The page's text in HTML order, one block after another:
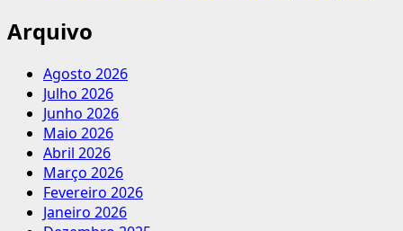
Arquivo
Agosto 2026
Julho 2026
Junho 2026
Maio 2026
Abril 2026
Março 2026
Fevereiro 2026
Janeiro 2026